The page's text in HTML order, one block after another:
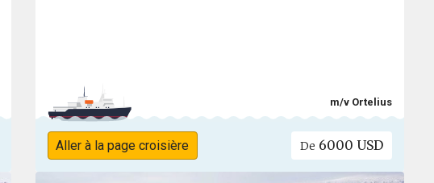
m/v Ortelius
Aller à la page croisière De 6000 USD